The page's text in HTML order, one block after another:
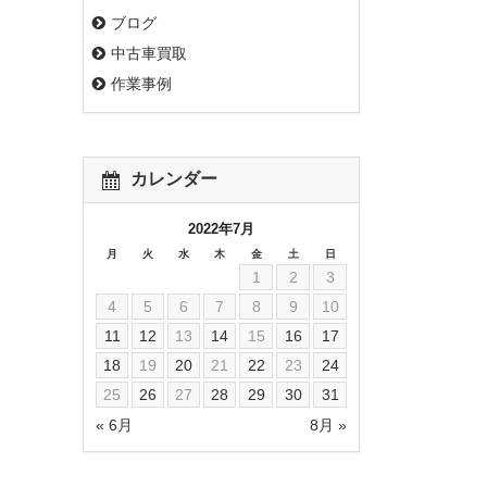
ブログ
中古車買取
作業事例
カレンダー
2022年7月
月 火 水 木 金 土 日
« 6月 8月 »
1 2
3
4
5 6 7 8 9
10
11
12 13 14 15 16
17
18
19 20 21 22 23
24
25
26 27 28 29 30 31